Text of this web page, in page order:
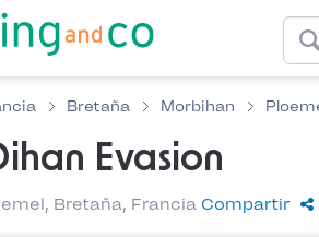
Bretaña Morbihan
Evasion
Bretaña, Francia Compartir